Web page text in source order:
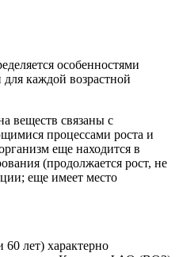
особенностями
каждой возрастной
веществ связаны с
процессами роста и
еще находится в
(продолжается рост, не
еще имеет место
60 лет) характерно